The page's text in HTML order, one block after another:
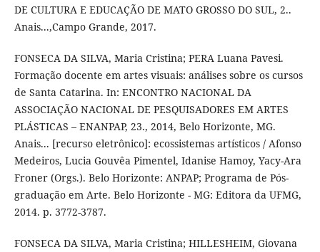
DE CULTURA E EDUCAÇÃO DE MATO GROSSO DO SUL, 2..
Anais...,Campo Grande, 2017.
FONSECA DA SILVA, Maria Cristina; PERA Luana Pavesi.
Formação docente em artes visuais: análises sobre os cursos
de Santa Catarina. In: ENCONTRO NACIONAL DA
ASSOCIAÇÃO NACIONAL DE PESQUISADORES EM ARTES
PLÁSTICAS – ENANPAP, 23., 2014, Belo Horizonte, MG.
Anais... [recurso eletrônico]: ecossistemas artísticos / Afonso
Medeiros, Lucia Gouvêa Pimentel, Idanise Hamoy, Yacy-Ara
Froner (Orgs.). Belo Horizonte: ANPAP; Programa de Pós-
graduação em Arte. Belo Horizonte - MG: Editora da UFMG,
2014. p. 3772-3787.
FONSECA DA SILVA, Maria Cristina; HILLESHEIM, Giovana